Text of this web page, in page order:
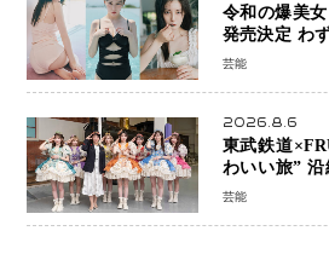
令和の爆美
発売決定 わ
ッションを記
芸能
2026.8.6
東武鉄道
わいい旅” 沿
KAWAII
芸能